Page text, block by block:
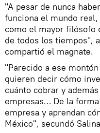
"A pesar de nunca
funciona el mundo
como el mayor filósofo
de todos los tiempos",
compartió el magnate.
"Parecido a ese
quieren decir cómo
cuánto cobrar y
empresas… De la
empresa y aprendan
México", secundó